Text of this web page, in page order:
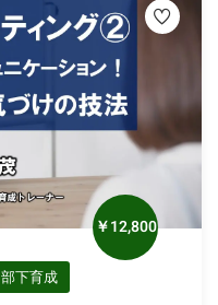
￥12,800
下育成